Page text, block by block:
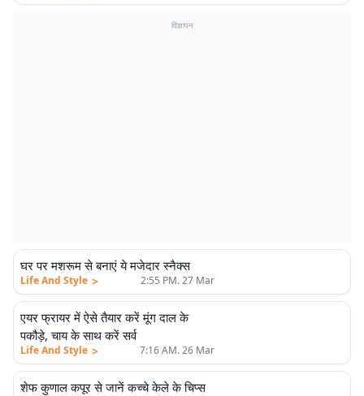
विज्ञापन
घर पर मशरूम से बनाएं ये मजेदार स्नैक्स
Life And Style > 2:55 PM. 27 Mar
एयर फ्रायर में ऐसे तैयार करें मूंग दाल के
पकौड़े, चाय के साथ करें सर्व
Life And Style > 7:16 AM. 26 Mar
शेफ कुणाल कपूर से जानें कच्चे केले के चिप्स